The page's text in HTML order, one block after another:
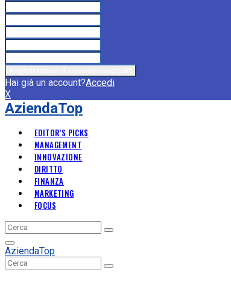
Hai già un account?Accedi
X
AziendaTop
EDITOR’S PICKS
MANAGEMENT
INNOVAZIONE
DIRITTO
FINANZA
MARKETING
FOCUS
Search
for:
Search
Primary
Menu
AziendaTop
Search
for:
Search